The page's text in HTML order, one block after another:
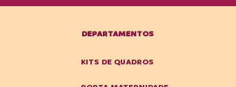
DEPARTAMENTOS
KITS DE QUADROS